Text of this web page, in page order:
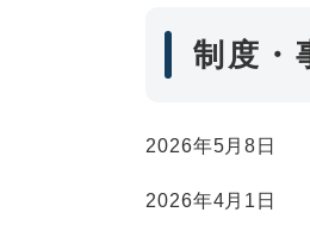
制度・
2026年5月8日
2026年4月1日